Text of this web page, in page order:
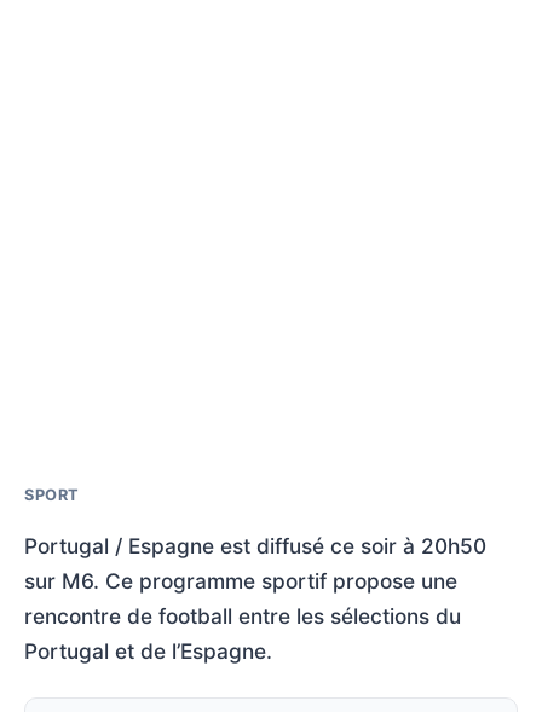
SPORT
Portugal / Espagne est diffusé ce soir à 20h50
sur M6. Ce programme sportif propose une
rencontre de football entre les sélections du
Portugal et de l’Espagne.